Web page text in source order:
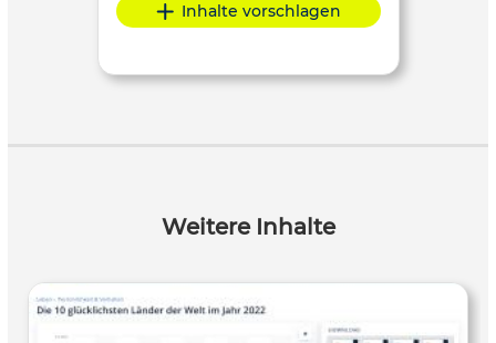
Inhalte vorschlagen
Weitere Inhalte